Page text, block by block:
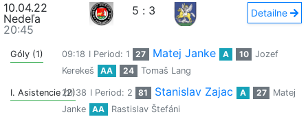
10.04.22
Nedeľa
20:45
5 : 3 Detailne
Góly (1) 09:18 I Period: 1 27 Matej Janke A 10
Jozef
Kerekeš
AA 24 Tomaš Lang
I. Asistencie (2)20:38 I Period: 2 81 Stanislav Zajac A 27
Matej
Janke
AA
Rastislav Štefáni